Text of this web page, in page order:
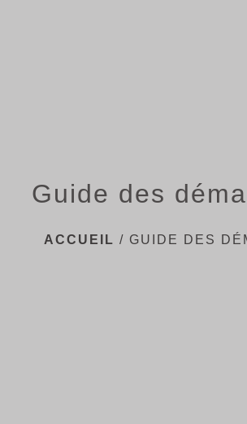
Guide des
ACCUEIL / GUIDE DES